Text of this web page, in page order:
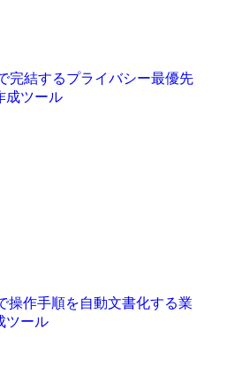
完結するプライバシー最優先
成ツール
操作手順を自動文書化する業
ツール